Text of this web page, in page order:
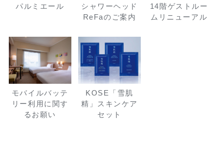
パルミエール
シャワーヘッド
ReFaのご案内
14階ゲストルー
ムリニューアル
モバイルバッテ
リー利用に関す
るお願い
KOSE「雪肌
精」スキンケア
セット